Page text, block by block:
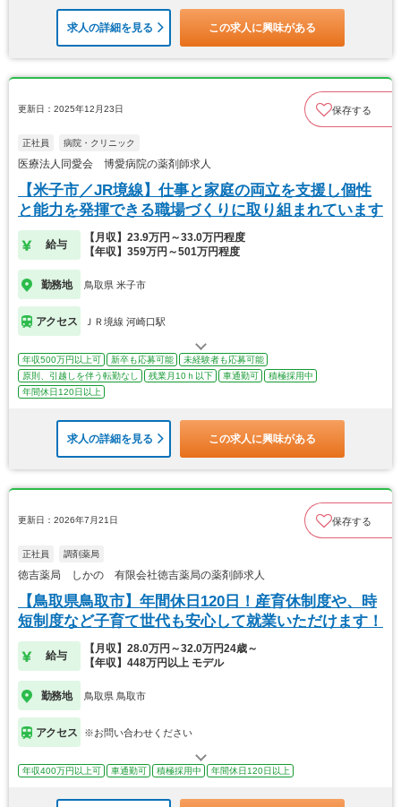
求人の詳細を見る この求人に興味がある
更新日：2025年12月23日 保存する
正社員 病院・クリニック
医療法人同愛会 博愛病院の薬剤師求人
【米子市／JR境線】仕事と家庭の両立を支援し個性
と能力を発揮できる職場づくりに取り組まれています
給与
【月収】23.9万円～33.0万円程度
【年収】359万円～501万円程度
勤務地 鳥取県 米子市
アクセス ＪＲ境線 河崎口駅
年収500万円以上可 新卒も応募可能
未経験者も応募可能
原則、引越しを伴う転勤なし
残業月10ｈ以下 車通勤可
積極採用中
年間休日120日以上
求人の詳細を見る この求人に興味がある
更新日：2026年7月21日 保存する
正社員 調剤薬局
徳吉薬局 しかの 有限会社徳吉薬局の薬剤師求人
【鳥取県鳥取市】年間休日120日！産育休制度や、時
短制度など子育て世代も安心して就業いただけます！
給与
【月収】28.0万円～32.0万円24歳～
【年収】448万円以上 モデル
勤務地 鳥取県 鳥取市
アクセス ※お問い合わせください
年収400万円以上可 車通勤可 積極採用中 年間休日120日以上